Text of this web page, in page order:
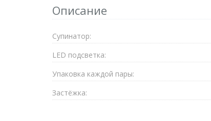
Описание
Супинатор:
LED подсветка:
Упаковка каждой пары:
Застёжка: